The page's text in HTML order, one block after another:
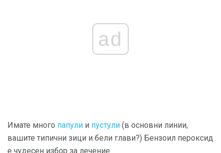
ad
Имате много папули и пустули (в основни линии,
вашите типични зици и бели глави?) Бензоил пероксид
е чудесен избор за лечение.